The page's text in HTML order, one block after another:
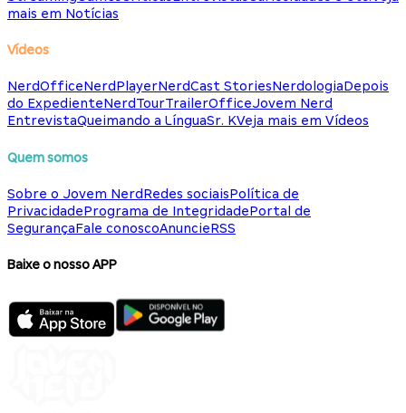
mais em Notícias
Vídeos
NerdOfficeNerdPlayerNerdCast StoriesNerdologiaDepois
do ExpedienteNerdTourTrailerOfficeJovem Nerd
EntrevistaQueimando a LínguaSr. KVeja mais em Vídeos
Quem somos
Sobre o Jovem NerdRedes sociaisPolítica de
PrivacidadePrograma de IntegridadePortal de
SegurançaFale conoscoAnuncieRSS
Baixe o nosso APP